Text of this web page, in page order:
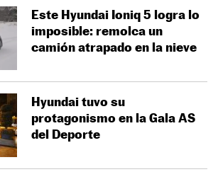
Este Hyundai Ioniq 5 logra lo
imposible: remolca un
camión atrapado en la nieve
Hyundai tuvo su
protagonismo en la Gala AS
del Deporte